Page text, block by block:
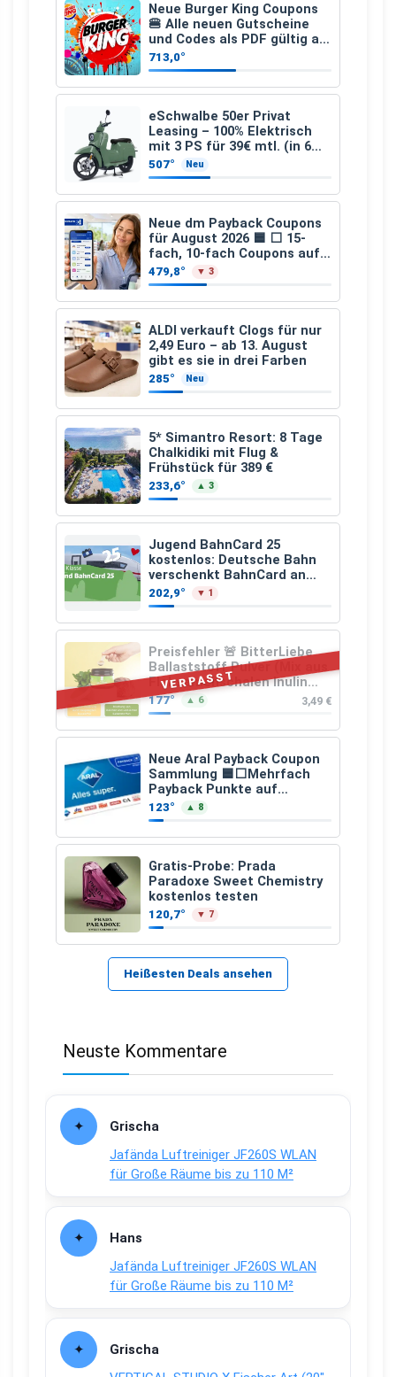
Neue Burger King Coupons
🍔 Alle neuen Gutscheine
und Codes als PDF gültig ab
25.07.2026 bis 04.09.2026
713,0°
eSchwalbe 50er Privat
Leasing – 100% Elektrisch
mit 3 PS für 39€ mtl. (in 6
schicken Farben LF: 0.43, 36
Monate, Bereitstellung:
159,00 €, 2.500 km/Jahr)
507° Neu
Neue dm Payback Coupons
für August 2026 🟦 ⬜ 15-
fach, 10-fach Coupons auf
den gesamten Einkauf ab 2
€
479,8° ▼ 3
ALDI verkauft Clogs für nur
2,49 Euro – ab 13. August
gibt es sie in drei Farben
285° Neu
5* Simantro Resort: 8 Tage
Chalkidiki mit Flug &
Frühstück für 389 €
233,6° ▲ 3
Jugend BahnCard 25
kostenlos: Deutsche Bahn
verschenkt BahnCard an
Kinder und Jugendliche
202,9° ▼ 1
VERPASST
Preisfehler 🚨 BitterLiebe
Ballaststoff Pulver (Mix aus
Flohsamenschalen Inulin
(Präbiotika) Leinsamen &
Apfelfaser)
177° ▲ 6 3,49 €
Neue Aral Payback Coupon
Sammlung 🟦⬜Mehrfach
Payback Punkte auf
Kraftstoffe und Erdgas
123° ▲ 8
Gratis-Probe: Prada
Paradoxe Sweet Chemistry
kostenlos testen
120,7° ▼ 7
Heißesten Deals ansehen
Neuste Kommentare
Grischa
Jafända Luftreiniger JF260S WLAN
für Große Räume bis zu 110 M²
Hans
Jafända Luftreiniger JF260S WLAN
für Große Räume bis zu 110 M²
Grischa